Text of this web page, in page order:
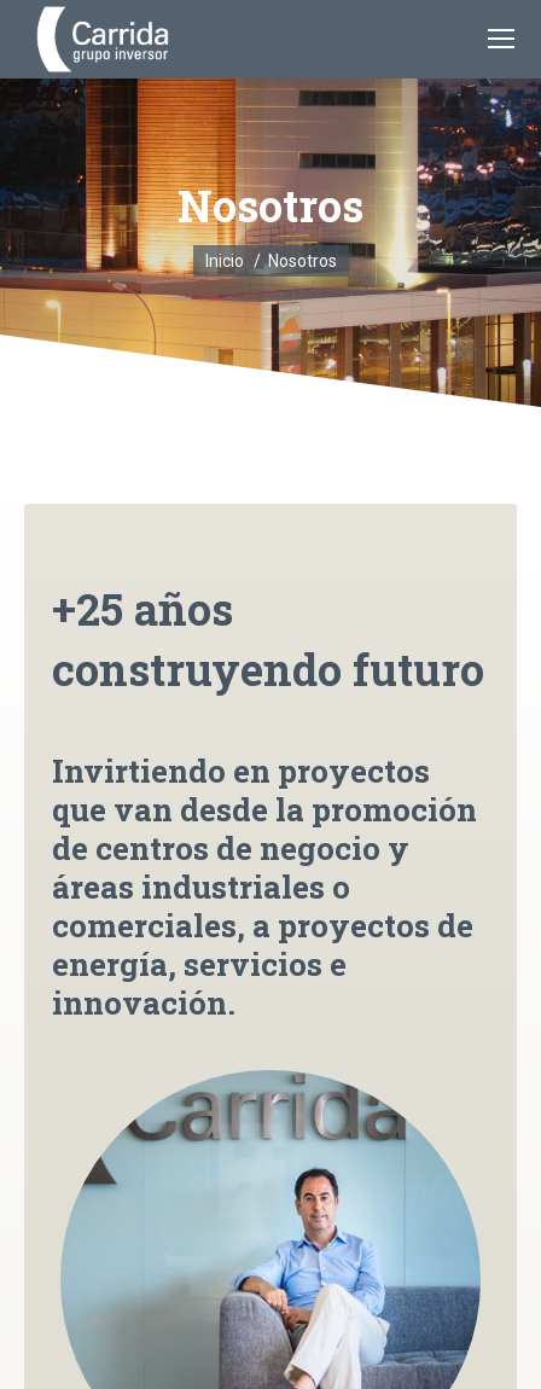
Nosotros
Estás aquí:
Inicio Nosotros
+25 años
construyendo futuro
Invirtiendo en proyectos
que van desde la promoción
de centros de negocio y
áreas industriales o
comerciales, a proyectos de
energía, servicios e
innovación.